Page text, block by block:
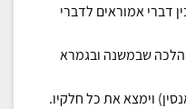
דברי אמוראים לדברי
שבמשנה ובגמרא
וימצא את כל חלקיו.